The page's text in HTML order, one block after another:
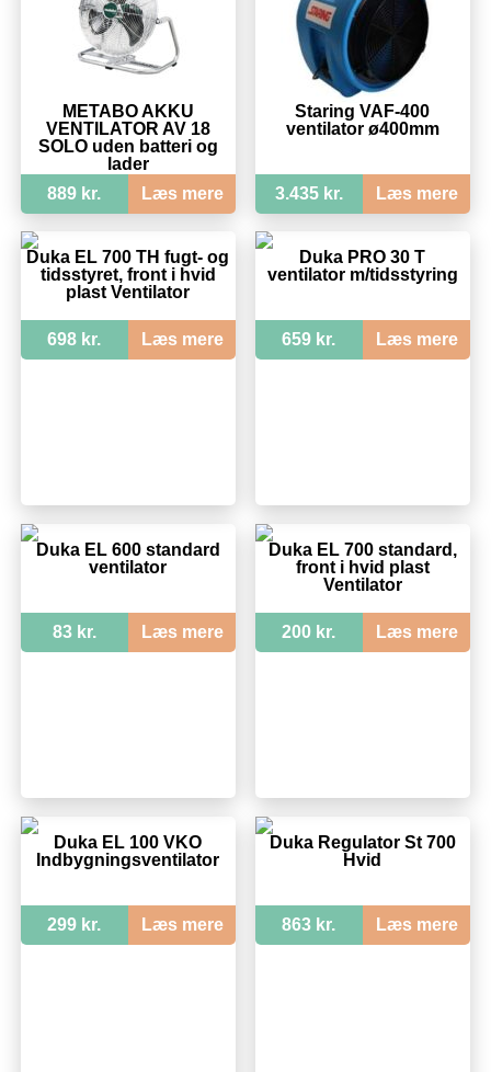
METABO AKKU
VENTILATOR AV 18
SOLO uden batteri og
lader
889 kr.
Læs mere
Staring VAF-400
ventilator ø400mm
3.435 kr. Læs mere
Duka EL 700 TH fugt- og
tidsstyret, front i hvid
plast Ventilator
698 kr. Læs mere
Duka PRO 30 T
ventilator m/tidsstyring
659 kr. Læs mere
Duka EL 600 standard
ventilator
83 kr. Læs mere
Duka EL 700 standard,
front i hvid plast
Ventilator
200 kr. Læs mere
Duka EL 100 VKO
Indbygningsventilator
299 kr. Læs mere
Duka Regulator St 700
Hvid
863 kr. Læs mere